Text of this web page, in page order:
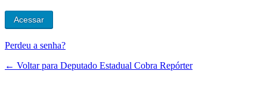
Perdeu a senha?
← Voltar para Deputado Estadual Cobra Repórter